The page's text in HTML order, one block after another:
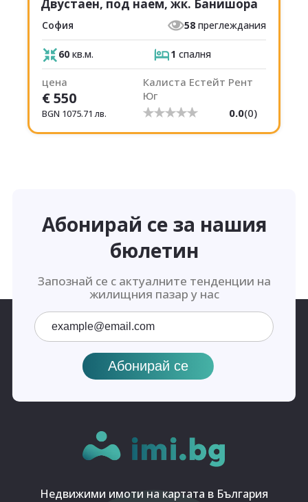
Двустаен, под наем, жк. Банишора
София 58 преглеждания
60 кв.м. 1 спалня
цена
€550
BGN 1075.71 лв.
Калиста Естейт Рент
Юг
0.0(0)
Абонирай се за нашия
бюлетин
Запознай се с актуалните тенденции на
жилищния пазар у нас
Недвижими имоти на картата в България